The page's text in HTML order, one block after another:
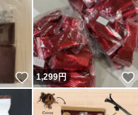
いいね！
1,299円